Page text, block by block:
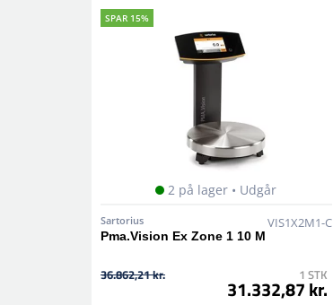
SPAR 15%
2 på lager • Udgår
Sartorius VIS1X2M1-C
Pma.Vision Ex Zone 1 10 M
36.862,21 kr. 1 STK
31.332,87 kr.